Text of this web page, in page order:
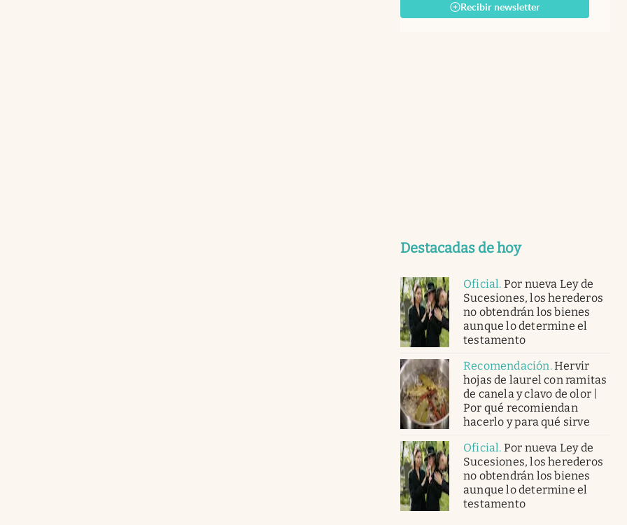
Recibir newsletter
Destacadas de hoy
Oficial. Por nueva Ley de
Sucesiones, los herederos
no obtendrán los bienes
aunque lo determine el
testamento
Recomendación.Hervir
hojas de laurel con ramitas
de canela y clavo de olor |
Por qué recomiendan
hacerlo y para qué sirve
Oficial. Por nueva Ley de
Sucesiones, los herederos
no obtendrán los bienes
aunque lo determine el
testamento